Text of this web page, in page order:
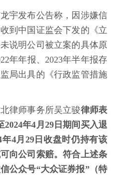
宇发布公告称，因涉嫌信
到中国证监会下发的《立
说明公司被立案的具体原
年年报、2023年半年报存
局出具的《行政监管措施
律师事务所吴立骏律师表
2024年4月29日期间买入退
4月29日收盘时仍持有该
向公司索赔。符合上述条
公众号“大众证券报”（特